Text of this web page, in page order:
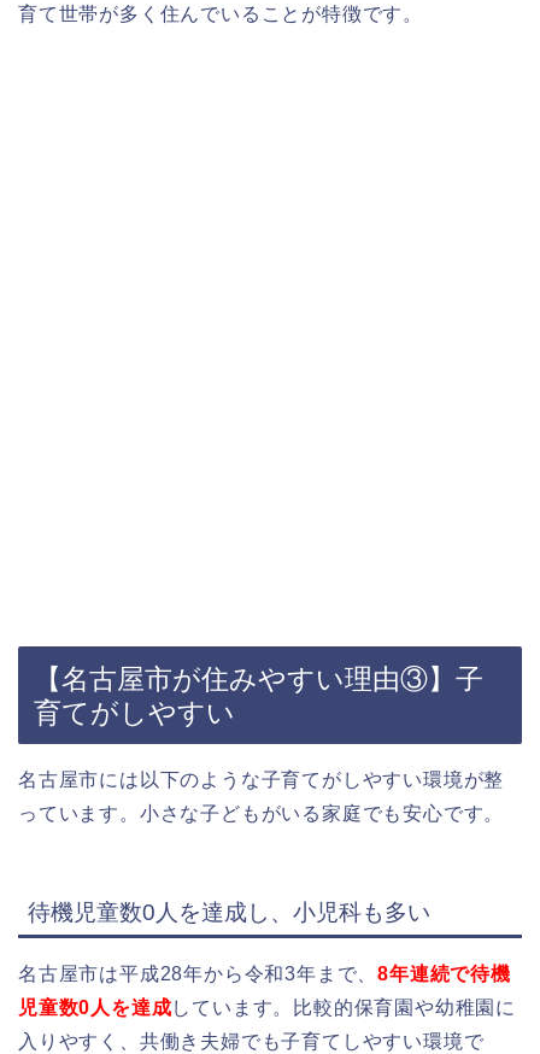
育て世帯が多く住んでいることが特徴です。
【名古屋市が住みやすい理由③】子
育てがしやすい
名古屋市には以下のような子育てがしやすい環境が整
っています。小さな子どもがいる家庭でも安心です。
待機児童数0人を達成し、小児科も多い
名古屋市は平成28年から令和3年まで、8年連続で待機
児童数0人を達成しています。比較的保育園や幼稚園に
入りやすく、共働き夫婦でも子育てしやすい環境で